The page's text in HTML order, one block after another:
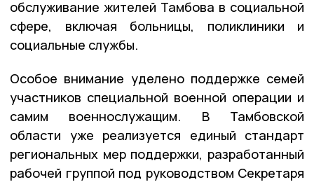
обслуживание жителей Тамбова в социальной
сфере, включая больницы, поликлиники и
социальные службы.
Особое внимание уделено поддержке семей
участников специальной военной операции и
самим военнослужащим. В Тамбовской
области уже реализуется единый стандарт
региональных мер поддержки, разработанный
рабочей группой под руководством Секретаря